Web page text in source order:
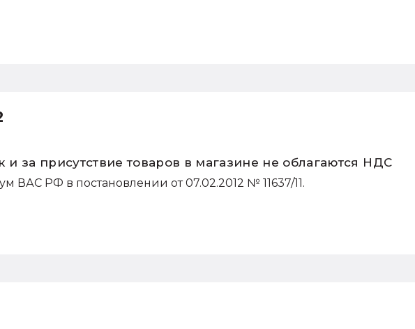
за присутствие товаров в магазине не облагаются НДС
ВАС РФ в постановлении от 07.02.2012 № 11637/11.